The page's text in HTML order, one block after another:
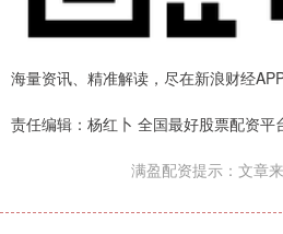
海量资讯、精准解读，尽在新浪财经
责任编辑：杨红卜 全国最好股票配资平
满盈配资提示：文章